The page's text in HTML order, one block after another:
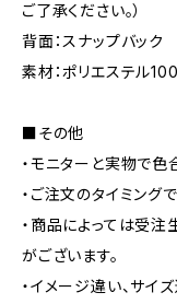
ご了承ください。）
背面：スナップバック
素材：ポリエステル
■その他
・モニターと実物で色
・ご注文のタイミング
・商品によっては受
がございます。
・イメージ違い、サイ